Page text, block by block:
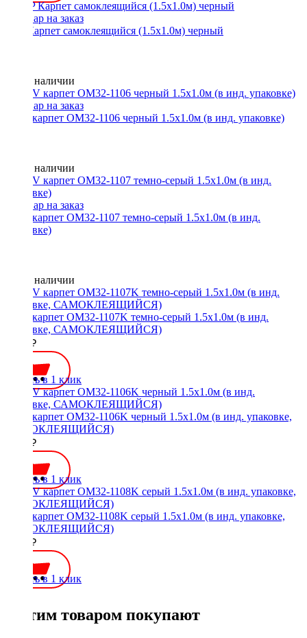
STP Карпет самоклеящийся (1.5х1.0м) черный
Нет в наличии
ACV карпет OM32-1106 черный 1.5х1.0м (в инд. упаковке)
Нет в наличии
ACV карпет OM32-1107 темно-серый 1.5х1.0м (в инд.
упаковке)
Нет в наличии
ACV карпет OM32-1107K темно-серый 1.5х1.0м (в инд.
упаковке, САМОКЛЕЯЩИЙСЯ)
1300 ₽
Купить в 1 клик
ACV карпет OM32-1106K черный 1.5х1.0м (в инд. упаковке,
САМОКЛЕЯЩИЙСЯ)
1300 ₽
Купить в 1 клик
ACV карпет OM32-1108K серый 1.5х1.0м (в инд. упаковке,
САМОКЛЕЯЩИЙСЯ)
1300 ₽
Купить в 1 клик
С этим товаром покупают